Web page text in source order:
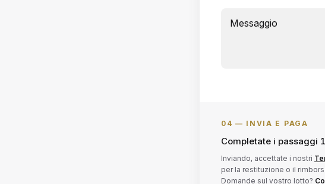
Messaggio
04 — INVIA E PAGA
Completate i passaggi
Inviando, accettate i nostri
per la restituzione o il
Domande sul vostro lotto?